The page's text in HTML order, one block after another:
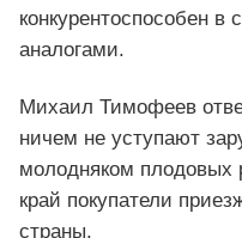
конкурентоспособен
аналогами.
Михаил Тимофеев
ничем не уступают
молодняком плодовых
край покупатели
страны.